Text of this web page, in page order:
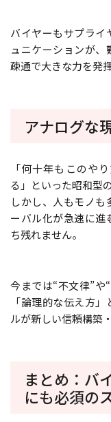
バイヤーもサプライ
ュニケーションが、
疎通で大きな力を発
アナログな
「何十年もこのや
る」といった昭和型
しかし、人もモノ
ーバル化が急速に進
ち残れません。
今までは“不文律”や
「論理的な伝え方
ルが新しい信頼構築
まとめ：バ
にも必須の